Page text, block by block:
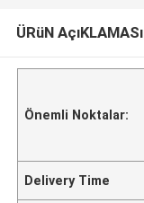
ÜRüN AçıKLAMASı
Önemli Noktalar:
Delivery Time